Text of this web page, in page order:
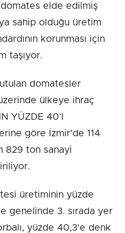
elde edilmiş
sahip olduğu üretim
korunması için
taşıyor.
domatesler
ülkeye ihraç
YÜZDE 40’I
göre İzmir'de 114
829 ton sanayi
üretiminin yüzde
genelinde 3. sırada yer
yüzde 40,3’e denk